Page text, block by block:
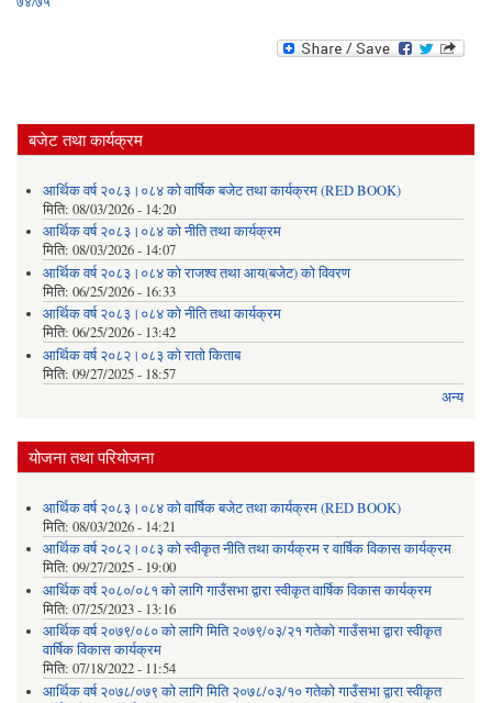
बजेट तथा कार्यक्रम
आर्थिक वर्ष २०८३।०८४ को वार्षिक बजेट तथा कार्यक्रम (RED BOOK)
मिति: 08/03/2026 - 14:20
आर्थिक वर्ष २०८३।०८४ को नीति तथा कार्यक्रम
मिति: 08/03/2026 - 14:07
आर्थिक वर्ष २०८३।०८४ को राजश्व तथा आय(बजेट) को विवरण
मिति: 06/25/2026 - 16:33
आर्थिक वर्ष २०८३।०८४ को नीति तथा कार्यक्रम
मिति: 06/25/2026 - 13:42
आर्थिक वर्ष २०८२।०८३ को रातो किताब
मिति: 09/27/2025 - 18:57
अन्य
योजना तथा परियोजना
आर्थिक वर्ष २०८३।०८४ को वार्षिक बजेट तथा कार्यक्रम (RED BOOK)
मिति: 08/03/2026 - 14:21
आर्थिक वर्ष २०८२।०८३ को स्वीकृत नीति तथा कार्यक्रम र वार्षिक विकास कार्यक्रम
मिति: 09/27/2025 - 19:00
आर्थिक वर्ष २०८०/०८१ को लागि गाउँसभा द्वारा स्वीकृत वार्षिक विकास कार्यक्रम
मिति: 07/25/2023 - 13:16
आर्थिक वर्ष २०७९/०८० को लागि मिति २०७९/०३/२१ गतेको गाउँसभा द्वारा स्वीकृत
वार्षिक विकास कार्यक्रम
मिति: 07/18/2022 - 11:54
आर्थिक वर्ष २०७८/०७९ को लागि मिति २०७८/०३/१० गतेको गाउँसभा द्वारा स्वीकृत